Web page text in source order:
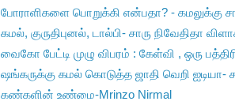
போராளிகளை பொறுக்கி என்பதா? - கமலுக்கு
கமல், குருதிபுனல், டால்பி- சாரு நிவேதிதா
வைகோ பேட்டி முழு விபரம் : கேள்வி , ஒரு
ஷங்கருக்கு கமல் கொடுத்த ஜாதி வெறி ஐடியா-
கண்களின் உண்மை-Mrinzo Nirmal